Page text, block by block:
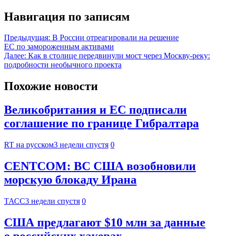
Навигация по записям
Предыдущая: В России отреагировали на решение
ЕС по замороженным активами
Далее: Как в столице передвинули мост через Москву-реку:
подробности необычного проекта
Похожие новости
Великобритания и ЕС подписали
соглашение по границе Гибралтара
RT на русском3 недели спустя 0
CENTCOM: ВС США возобновили
морскую блокаду Ирана
ТАСС3 недели спустя 0
США предлагают $10 млн за данные